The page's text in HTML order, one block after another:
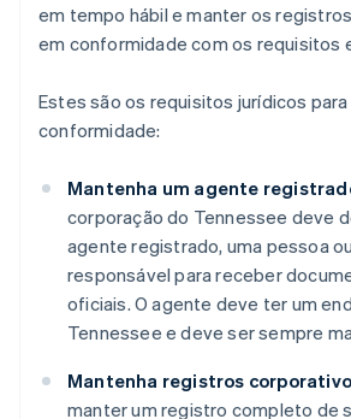
em tempo hábil e manter os
em conformidade com os requisitos
Estes são os requisitos jurídicos
conformidade:
Mantenha um agente
corporação do Tennessee deve
agente registrado, uma pessoa
responsável para receber
oficiais. O agente deve ter um
Tennessee e deve ser sempre
Mantenha registros
manter um registro completo de